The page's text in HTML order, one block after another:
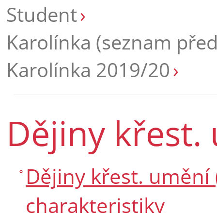
Student
Karolínka (seznam
Karolínka 2019/20
Dějiny křest.
Dějiny křest. umění
charakteristiky